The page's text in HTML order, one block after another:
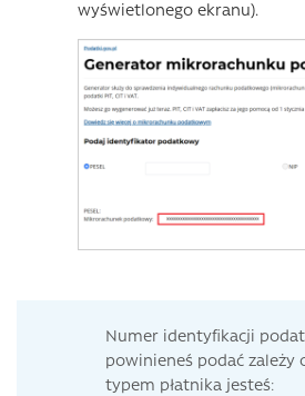
wyświetlonego ekranu).
Numer identyfikacji
powinieneś podać zależy
typem płatnika jesteś: